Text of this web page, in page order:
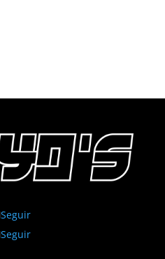
Seguir
Seguir